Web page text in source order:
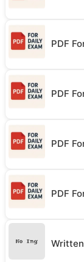
PDF
PDF
PDF
PDF